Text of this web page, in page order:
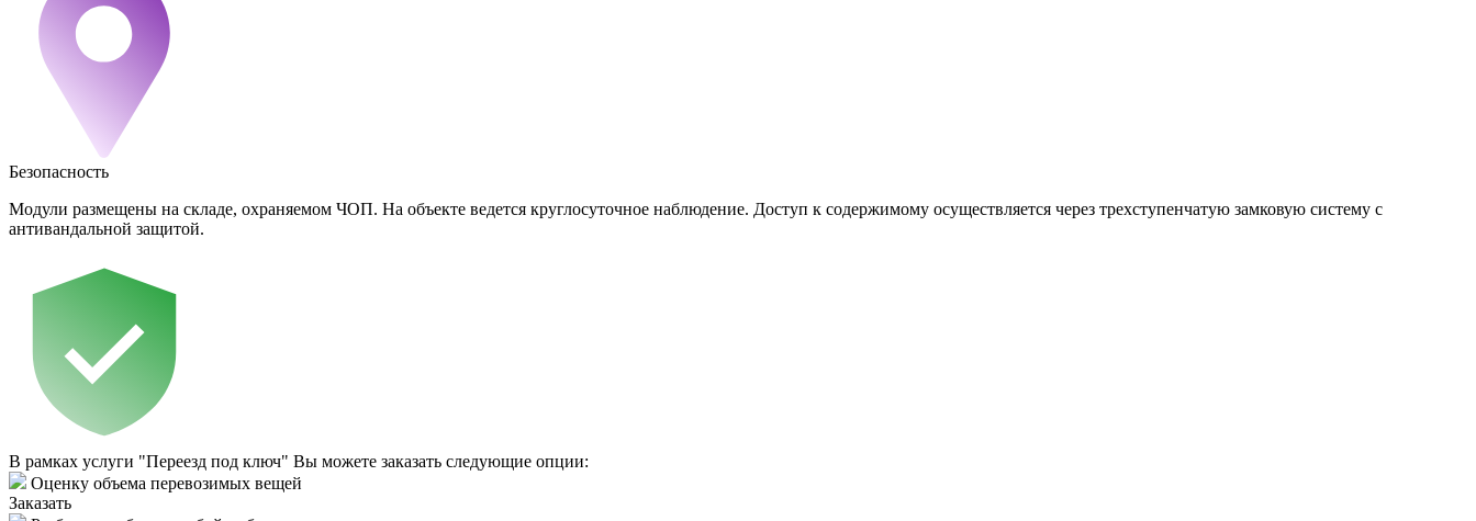
Безопасность
Модули размещены на складе, охраняемом ЧОП. На объекте ведется круглосуточное наблюдение. Доступ к содержимому осуществляется через трехступенчатую замковую систему с
антивандальной защитой.
В рамках услуги "Переезд под ключ" Вы можете заказать следующие опции:
Оценку объема перевозимых вещей
Заказать